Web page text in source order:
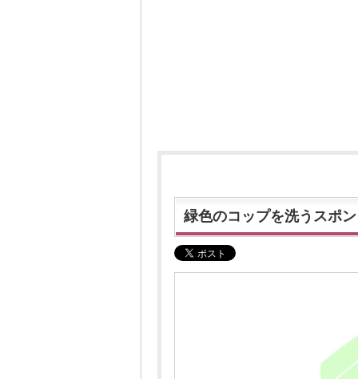
緑色のコップを洗うスポ